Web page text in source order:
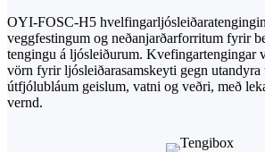
OYI-FOSC-H5
veggfestingum og neðanjarðarforritum fyrir
tengingu á ljósleiðurum. Kvefingartengingar
vörn fyrir ljósleiðarasamskeyti gegn
útfjólubláum geislum, vatni og veðri, með
vernd.